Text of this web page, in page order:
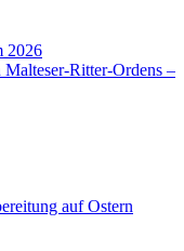
2026
Malteser-Ritter-Ordens –
auf Ostern